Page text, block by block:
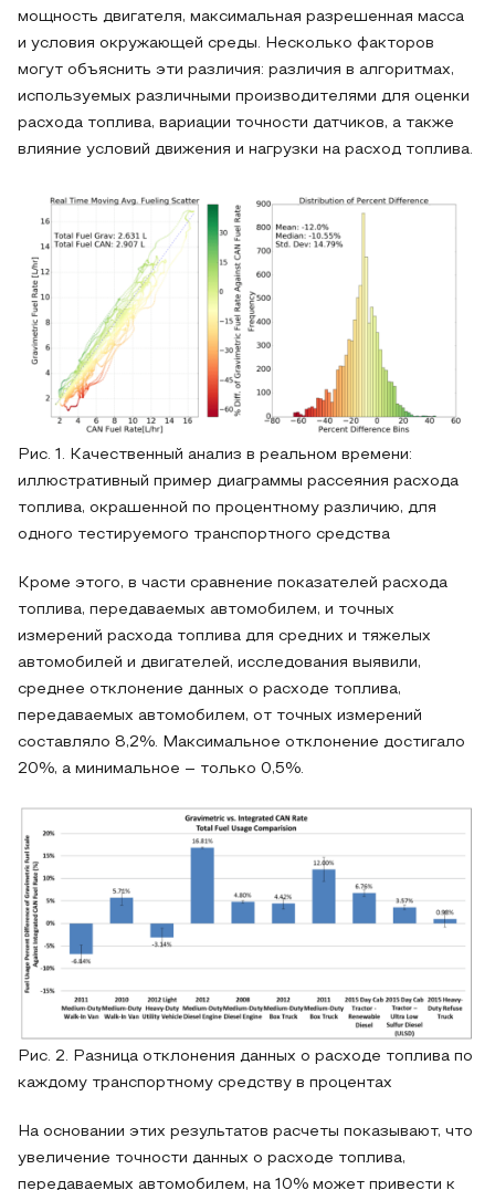
мощность двигателя, максимальная разрешенная масса
и условия окружающей среды. Несколько факторов
могут объяснить эти различия: различия в алгоритмах,
используемых различными производителями для оценки
расхода топлива, вариации точности датчиков, а также
влияние условий движения и нагрузки на расход топлива.
Рис. 1. Качественный анализ в реальном времени:
иллюстративный пример диаграммы рассеяния расхода
топлива, окрашенной по процентному различию, для
одного тестируемого транспортного средства
Кроме этого, в части сравнение показателей расхода
топлива, передаваемых автомобилем, и точных
измерений расхода топлива для средних и тяжелых
автомобилей и двигателей, исследования выявили,
среднее отклонение данных о расходе топлива,
передаваемых автомобилем, от точных измерений
составляло 8,2%. Максимальное отклонение достигало
20%, а минимальное – только 0,5%.
Рис. 2. Разница отклонения данных о расходе топлива по
каждому транспортному средству в процентах
На основании этих результатов расчеты показывают, что
увеличение точности данных о расходе топлива,
передаваемых автомобилем, на 10% может привести к